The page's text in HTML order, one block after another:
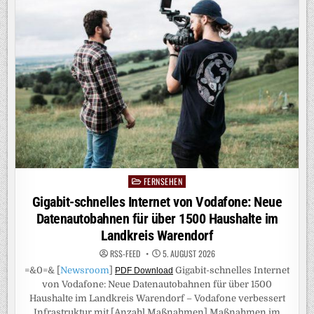
„WER
IST
DEUTSCHLANDS
SUPERHIRN?“
STARTET
AM
DONNERSTAG,
27.
AUGUST
2026,
IN
Posted
in
FERNSEHEN
Gigabit-schnelles Internet von Vodafone: Neue
Datenautobahnen für über 1500 Haushalte im
Landkreis Warendorf
RSS-FEED 5. AUGUST 2026
=&0=& [ Newsroom PDF Download Gigabit-schnelles Internet
von Vodafone: Neue Datenautobahnen für über 1500
Haushalte im Landkreis Warendorf – Vodafone verbessert